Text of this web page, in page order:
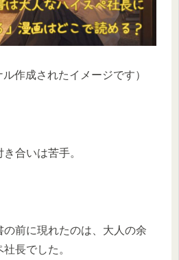
作成されたイメージです）
合いは苦手。
前に現れたのは、大人の余
長でした。